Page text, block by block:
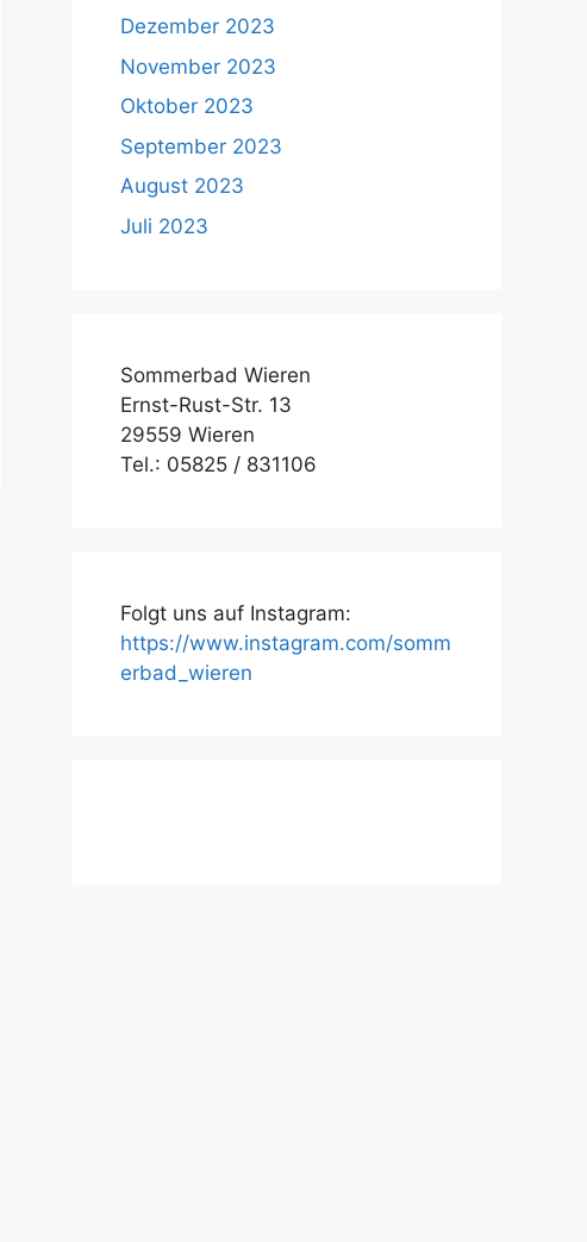
Dezember 2023
November 2023
Oktober 2023
September 2023
August 2023
Juli 2023
Sommerbad Wieren
Ernst-Rust-Str. 13
29559 Wieren
Tel.: 05825 / 831106
Folgt uns auf Instagram:
https://www.instagram.com/somm
erbad_wieren